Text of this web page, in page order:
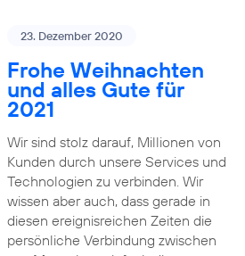
23. Dezember 2020
Frohe Weihnachten
und alles Gute für
2021
Wir sind stolz darauf, Millionen von
Kunden durch unsere Services und
Technologien zu verbinden. Wir
wissen aber auch, dass gerade in
diesen ereignisreichen Zeiten die
persönliche Verbindung zwischen